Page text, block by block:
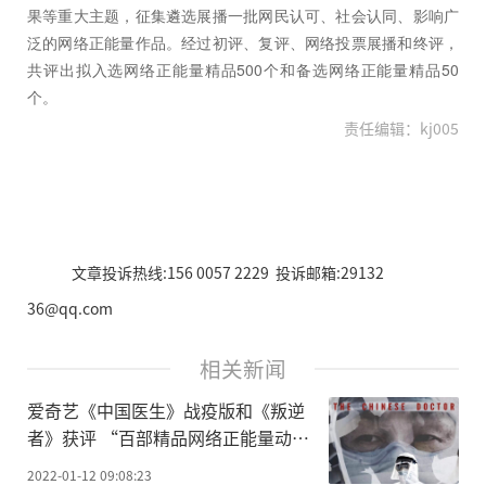
果等重大主题，征集遴选展播一批网民认可、社会认同、影响广
泛的网络正能量作品。经过初评、复评、网络投票展播和终评，
共评出拟入选网络正能量精品500个和备选网络正能量精品50
个。
责任编辑：kj005
文章投诉热线:156 0057 2229 投诉邮箱:29132
36@qq.com
相关新闻
爱奇艺《中国医生》战疫版和《叛逆
者》获评 “百部精品网络正能量动漫
2022-01-12 09:08:23